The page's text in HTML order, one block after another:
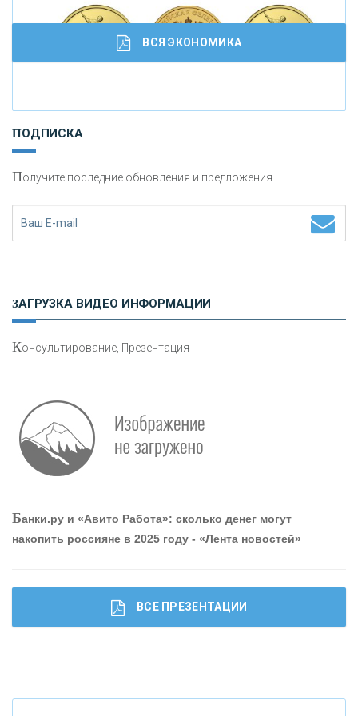
Работа мечты. Что банки делают для того, чтобы
привлечь и удержать персонал - «Интервью»
И
сохранения и увеличения капитала
Что будет с наличными деньгами при цифровом
ВСЯ ЭКОНОМИКА
ПОДПИСКА
Получите последние обновления и предложения.
ЗАГРУЗКА ВИДЕО ИНФОРМАЦИИ
Консультирование, Презентация
Банки.ру и «Авито Работа»: сколько денег могут
накопить россияне в 2025 году - «Лента новостей»
ВСЕ ПРЕЗЕНТАЦИИ